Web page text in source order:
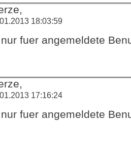
18:03:59
fuer angemeldete
17:16:24
fuer angemeldete